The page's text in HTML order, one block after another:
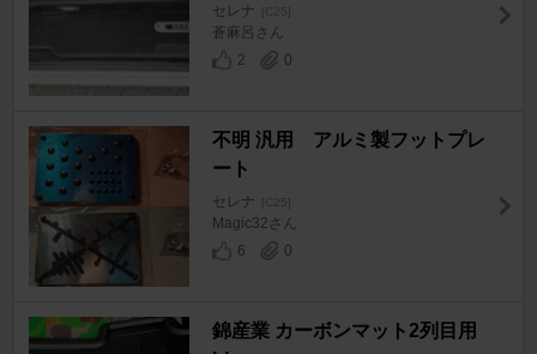
セレナ [C25]
蒼麻呂さん
2
0
不明 汎用 アルミ製フットプレ
ート
セレナ [C25]
Magic32さん
6
0
錦産業 カーボンマット2列目用